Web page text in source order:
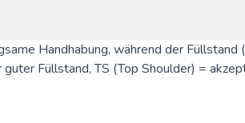
Handhabung, während der
Füllstand, TS (Top Shoulder) =